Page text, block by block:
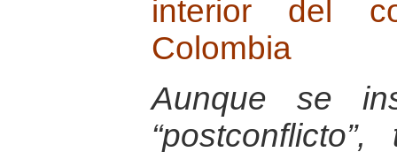
interior del
Colombia
Aunque se